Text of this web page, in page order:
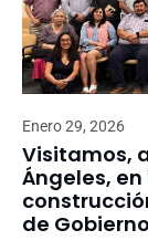
Enero 29, 2026
Visitamos,
Ángeles,
de